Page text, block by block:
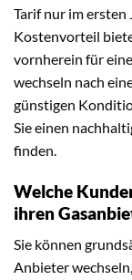
Tarif nur im ersten
Kostenvorteil
vornherein für
wechseln nach
günstigen
Sie einen
finden.
Welche
ihren
Sie können
Anbieter